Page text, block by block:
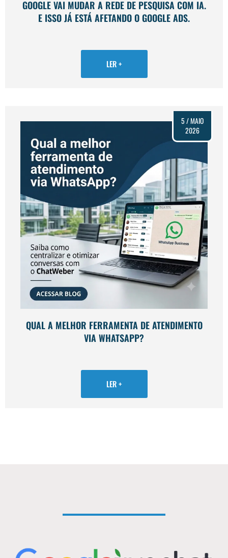
GOOGLE VAI MUDAR A REDE DE PESQUISA COM IA.
E ISSO JÁ ESTÁ AFETANDO O GOOGLE ADS.
LER +
QUAL A MELHOR FERRAMENTA DE ATENDIMENTO
VIA WHATSAPP?
5 / MAIO
2026
LER +